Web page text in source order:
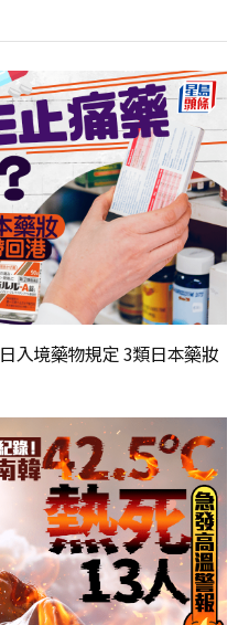
入境藥物規定 3類日本藥妝